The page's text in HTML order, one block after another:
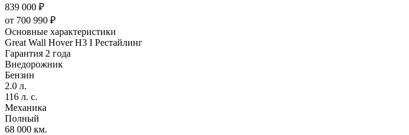
839 000 ₽
от 700 990 ₽
Основные характеристики
Great Wall Hover H3 I Рестайлинг
Гарантия 2 года
Внедорожник
Бензин
2.0 л.
116 л. с.
Механика
Полный
68 000 км.